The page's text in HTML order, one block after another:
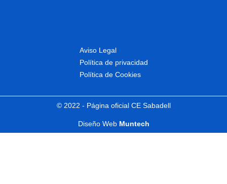
Aviso Legal
Política de privacidad
Política de Cookies
© 2022 - Página oficial CE Sabadell
Diseño Web Muntech